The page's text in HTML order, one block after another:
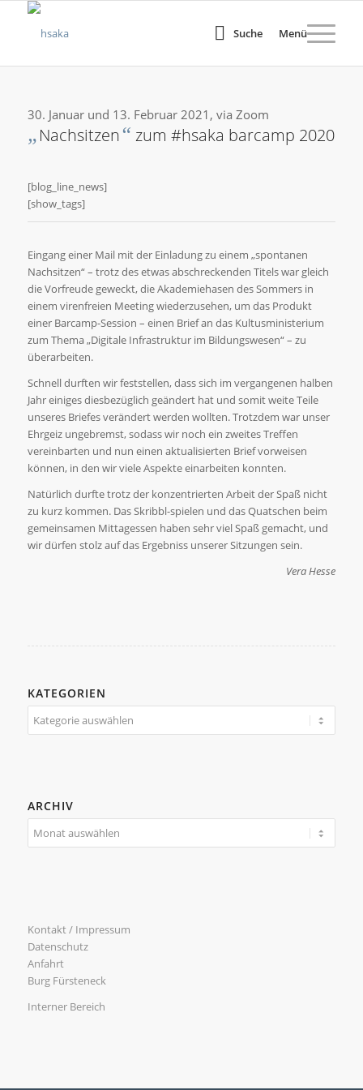
Suche Menü
30. Januar und 13. Februar 2021, via Zoom
„Nachsitzen“ zum #hsaka barcamp 2020
[blog_line_news]
[show_tags]
Eingang einer Mail mit der Einladung zu einem „spontanen
Nachsitzen“ – trotz des etwas abschreckenden Titels war gleich
die Vorfreude geweckt, die Akademiehasen des Sommers in
einem virenfreien Meeting wiederzusehen, um das Produkt
einer Barcamp-Session – einen Brief an das Kultusministerium
zum Thema „Digitale Infrastruktur im Bildungswesen“ – zu
überarbeiten.
Schnell durften wir feststellen, dass sich im vergangenen halben
Jahr einiges diesbezüglich geändert hat und somit weite Teile
unseres Briefes verändert werden wollten. Trotzdem war unser
Ehrgeiz ungebremst, sodass wir noch ein zweites Treffen
vereinbarten und nun einen aktualisierten Brief vorweisen
können, in den wir viele Aspekte einarbeiten konnten.
Natürlich durfte trotz der konzentrierten Arbeit der Spaß nicht
zu kurz kommen. Das Skribbl-spielen und das Quatschen beim
gemeinsamen Mittagessen haben sehr viel Spaß gemacht, und
wir dürfen stolz auf das Ergebniss unserer Sitzungen sein.
Vera Hesse
KATEGORIEN
Kategorien
ARCHIV
Kontakt / Impressum
Datenschutz
Anfahrt
Burg Fürsteneck
Interner Bereich